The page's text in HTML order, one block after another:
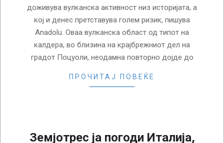
доживува вулканска активност низ историјата, а
кој и денес претставува голем ризик, пишува
Anadolu. Оваа вулканска област од типот на
калдера, во близина на крајбрежниот дел на
градот Поцуоли, неодамна повторно дојде до
ПРОЧИТАЈ ПОВЕЌЕ
Земјотрес ја погоди Италија,